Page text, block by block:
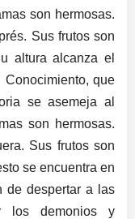
son hermosas.
Sus frutos son
altura alcanza el
que
se asemeja al
son hermosas.
Sus frutos son
se encuentra en
de despertar a las
los demonios y